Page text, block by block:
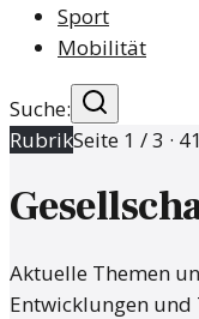
Sport
Mobilität
Suche:
RubrikSeite 1 /3 · 41
Aktuelle Themen
Entwicklungen